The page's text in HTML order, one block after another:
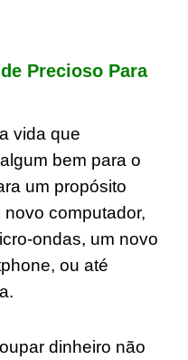
Precioso Para
vida que
bem para o
um propósito
computador,
ondas, um novo
ou até
dinheiro não